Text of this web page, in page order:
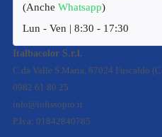
(AncheWhatsapp)
Lun - Ven | 8:30 - 17:30
Italbacolor S.r.l.
C.da Valle S.Maria, 87024 Fuscaldo
0982 61 80 25
info@infissopro.it
P.Iva: 01842840785